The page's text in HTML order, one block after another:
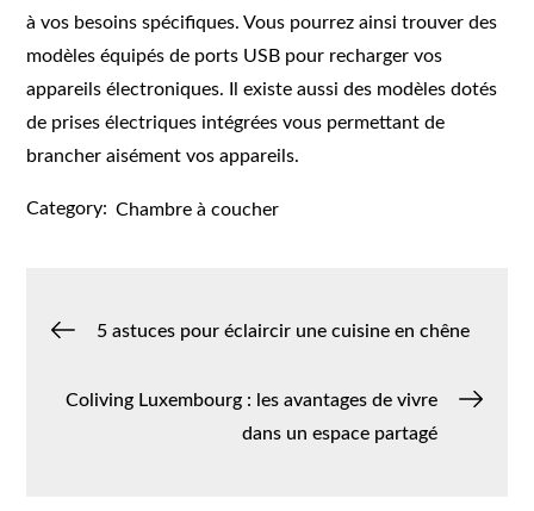
à vos besoins spécifiques. Vous pourrez ainsi trouver des
modèles équipés de ports USB pour recharger vos
appareils électroniques. Il existe aussi des modèles dotés
de prises électriques intégrées vous permettant de
brancher aisément vos appareils.
Category: Chambre à coucher
Navigation
de
5 astuces pour éclaircir une cuisine en chêne
Coliving Luxembourg : les avantages de vivre
dans un espace partagé